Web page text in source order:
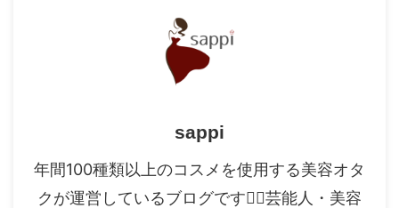
sappi
年間100種類以上のコスメを使用する美容オタ
クが運営しているブログです✍🏻芸能人・美容